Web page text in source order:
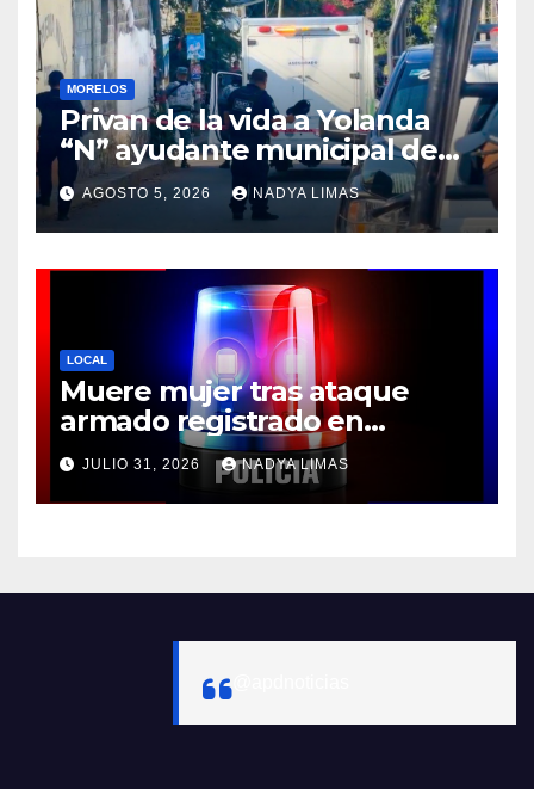
MORELOS
Privan de la vida a Yolanda
“N” ayudante municipal de
Tepetzingo Emiliano Zapata
en Morelos
AGOSTO 5, 2026 NADYA LIMAS
LOCAL
Muere mujer tras ataque
armado registrado en
Cuernavaca
JULIO 31, 2026 NADYA LIMAS